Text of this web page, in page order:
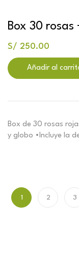
Box 30
S/ 250.00
Añadir al
Box de 30 rosas
y globo •Incluye la
1 2 3